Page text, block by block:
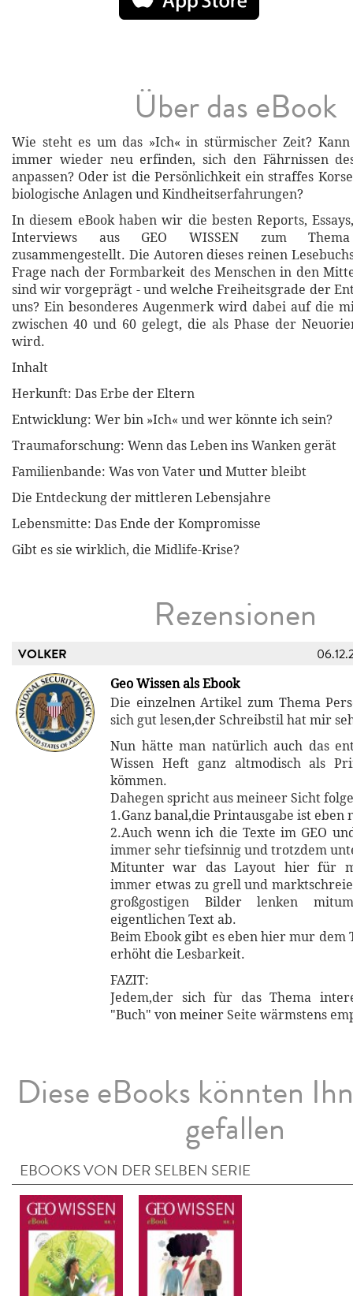
Über das eBook
Wie steht es um das »Ich« in stürmischer Zeit?
immer wieder neu erfinden, sich den Fährnissen
anpassen? Oder ist die Persönlichkeit ein straffes
biologische Anlagen und Kindheitserfahrungen?
In diesem eBook haben wir die besten Reports,
Interviews aus GEO WISSEN zum Thema
zusammengestellt. Die Autoren dieses reinen
Frage nach der Formbarkeit des Menschen in den
sind wir vorgeprägt - und welche Freiheitsgrade der
uns? Ein besonderes Augenmerk wird dabei auf die
zwischen 40 und 60 gelegt, die als Phase der
wird.
Inhalt
Herkunft: Das Erbe der Eltern
Entwicklung: Wer bin »Ich« und wer könnte ich sein?
Traumaforschung: Wenn das Leben ins Wanken gerät
Familienbande: Was von Vater und Mutter bleibt
Die Entdeckung der mittleren Lebensjahre
Lebensmitte: Das Ende der Kompromisse
Gibt es sie wirklich, die Midlife-Krise?
Rezensionen
VOLKER
Geo Wissen als Ebook
Die einzelnen Artikel zum Thema
sich gut lesen,der Schreibstil hat mir
Nun hätte man natürlich auch das
Wissen Heft ganz altmodisch als
kömmen.
Dahegen spricht aus meineer Sicht
1.Ganz banal,die Printausgabe ist eben
2.Auch wenn ich die Texte im GEO
immer sehr tiefsinnig und trotzdem
Mitunter war das Layout hier für
immer etwas zu grell und
großgostigen Bilder lenken
eigentlichen Text ab.
Beim Ebook gibt es eben hier mur dem
erhöht die Lesbarkeit.
FAZIT:
Jedem,der sich fùr das Thema
"Buch" von meiner Seite wärmstens
Diese eBooks könnten
gefallen
EBOOKS VON DER SELBEN SERIE